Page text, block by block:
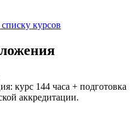
курсов
курс 144 часа + подготовка
аккредитации.